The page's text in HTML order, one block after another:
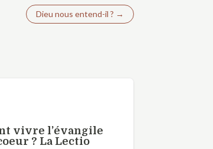
Dieu nous entend-il ? →
vivre l’évangile
? La Lectio